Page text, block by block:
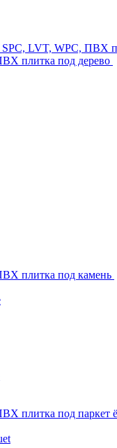
SPC, LVT, WPC, ПВХ
плитка под дерево
плитка под камень
плитка под паркет